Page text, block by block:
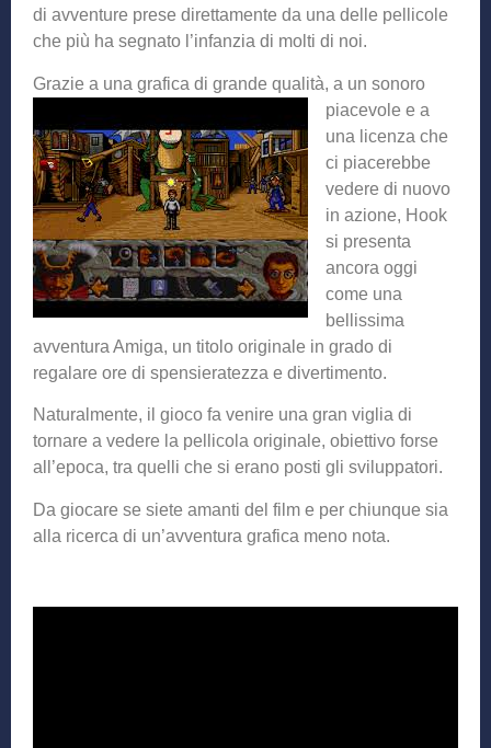
di avventure prese direttamente da una delle pellicole
che più ha segnato l’infanzia di molti di noi.
Grazie a una grafica di grande qualità, a un sonoro
piacevole e a
una licenza che
ci piacerebbe
vedere di nuovo
in azione, Hook
si presenta
ancora oggi
come una
bellissima
avventura Amiga, un titolo originale in grado di
regalare ore di spensieratezza e divertimento.
Naturalmente, il gioco fa venire una gran viglia di
tornare a vedere la pellicola originale, obiettivo forse
all’epoca, tra quelli che si erano posti gli sviluppatori.
Da giocare se siete amanti del film e per chiunque sia
alla ricerca di un’avventura grafica meno nota.